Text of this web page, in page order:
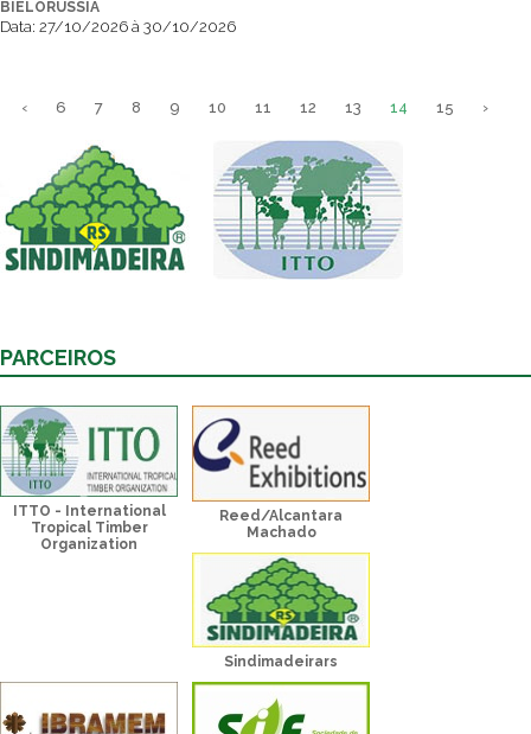
BIELORUSSIA
Data: 27/10/2026 à 30/10/2026
‹ 6 7 8 9 10 11 12 13 14 15 ›
PARCEIROS
ITTO - International
Tropical Timber
Organization
Reed/Alcantara
Machado
Sindimadeirars